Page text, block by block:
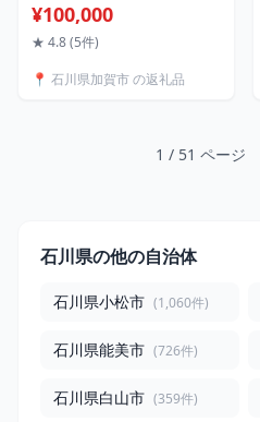
100,000円 30,000円分 クー
ポン券 利用券 宿泊券 宿泊
ジャー 能登半島地震復興支
¥100,000
★ 4.8 (5件)
📍 石川県加賀市 の返礼品
1 / 51 ページ
石川県の他の自治体
石川県小松市 (1,060件)
石川県能美市 (726件)
石川県白山市 (359件)